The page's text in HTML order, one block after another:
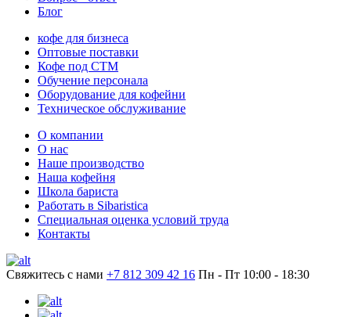
Блог
кофе для бизнеса
Оптовые поставки
Кофе под СТМ
Обучение персонала
Оборудование для кофейни
Техническое обслуживание
О компании
О нас
Наше производство
Наша кофейня
Школа бариста
Работать в Sibaristica
Специальная оценка условий труда
Контакты
Свяжитесь с нами +7 812 309 42 16 Пн - Пт 10:00 - 18:30